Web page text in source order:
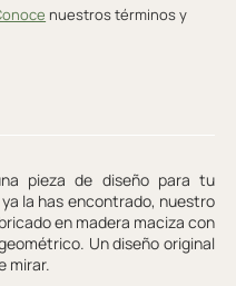
nuestros términos y
pieza de diseño para tu
la has encontrado, nuestro
en madera maciza con
Un diseño original
mirar.